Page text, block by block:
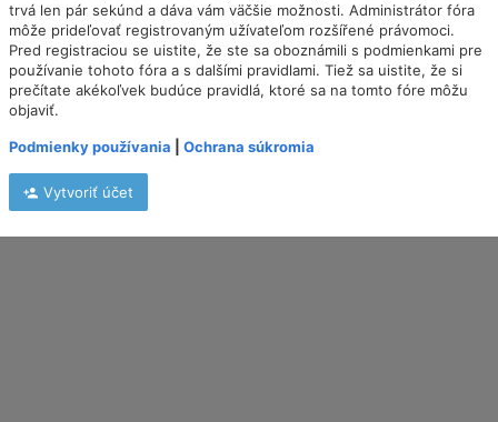
trvá len pár sekúnd a dáva vám väčšie možnosti. Administrátor fóra
môže prideľovať registrovaným užívateľom rozšířené právomoci.
Pred registraciou se uistite, že ste sa oboznámili s podmienkami pre
používanie tohoto fóra a s dalšími pravidlami. Tiež sa uistite, že si
prečítate akékoľvek budúce pravidlá, ktoré sa na tomto fóre môžu
objaviť.
Podmienky používania Ochrana súkromia
Vytvoriť účet